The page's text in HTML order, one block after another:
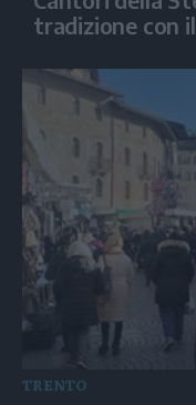
tradizione con
TRENTO